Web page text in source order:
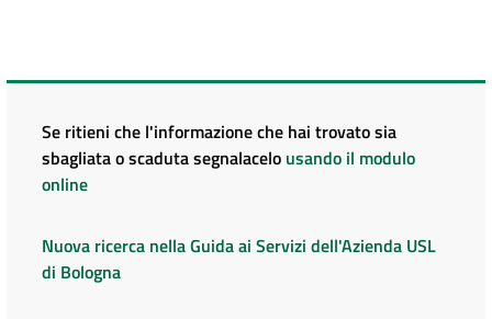
Se ritieni che l'informazione che hai trovato sia
sbagliata o scaduta segnalacelo usando il modulo
online
Nuova ricerca nella Guida ai Servizi dell'Azienda USL
di Bologna